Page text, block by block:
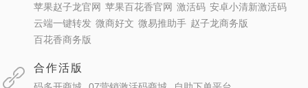
苹果赵子龙官网 苹果百花香官网 激活码 安卓小清新激活码
云端一键转发 微商好文 微易推助手 赵子龙商务版
百花香商务版
合作活版